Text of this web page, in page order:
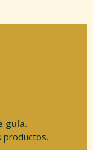
guía.
productos.